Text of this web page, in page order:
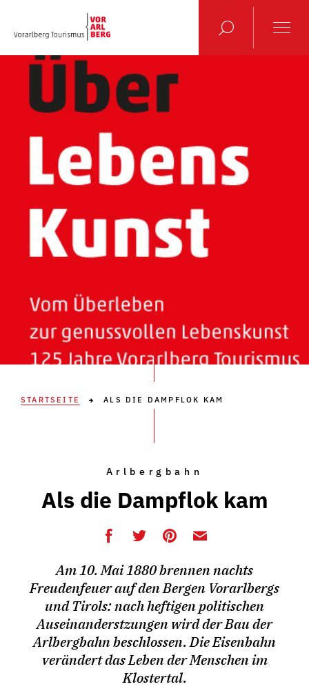
STARTSEITE ALS DIE DAMPFLOK KAM
Arlbergbahn
Als die Dampflok kam
Am 10. Mai 1880 brennen nachts
Freudenfeuer auf den Bergen Vorarlbergs
und Tirols: nach heftigen politischen
Auseinanderstzungen wird der Bau der
Arlbergbahn beschlossen. Die Eisenbahn
verändert das Leben der Menschen im
Klostertal.